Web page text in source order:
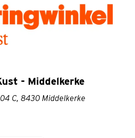
- Middelkerke
C, 8430 Middelkerke